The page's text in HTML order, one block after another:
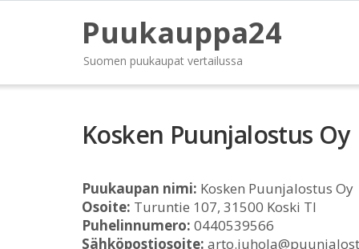
Puukauppa24
Suomen puukaupat vertailussa
Kosken Puunjalostus Oy
Puukaupan nimi: Kosken Puunjalostus Oy
Osoite: Turuntie 107, 31500 Koski Tl
Puhelinnumero: 0440539566
Sähköpostiosoite: